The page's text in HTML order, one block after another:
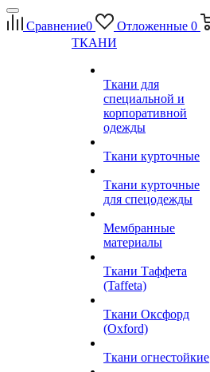
Сравнение0 Отложенные 0
ТКАНИ
Ткани для
специальной и
корпоративной
одежды
Ткани курточные
Ткани курточные
для спецодежды
Мембранные
материалы
Ткани Таффета
(Taffeta)
Ткани Оксфорд
(Oxford)
Ткани огнестойкие